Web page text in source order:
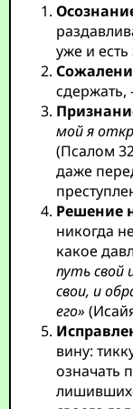
уже и есть
сдержать,
мой я
(Псалом
даже
Решение
никогда
какое
путь свой
свои, и
его»
вину:
означать